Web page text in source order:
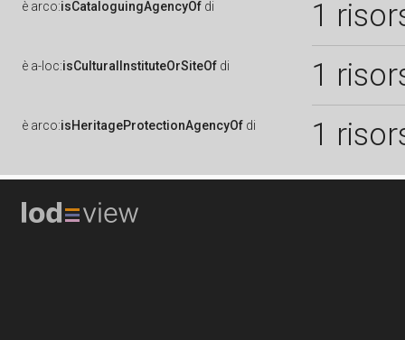
è arco:isCataloguingAgencyOf di 1
è a-loc:isCulturalInstituteOrSiteOf di 1
è arco:isHeritageProtectionAgencyOf di 1